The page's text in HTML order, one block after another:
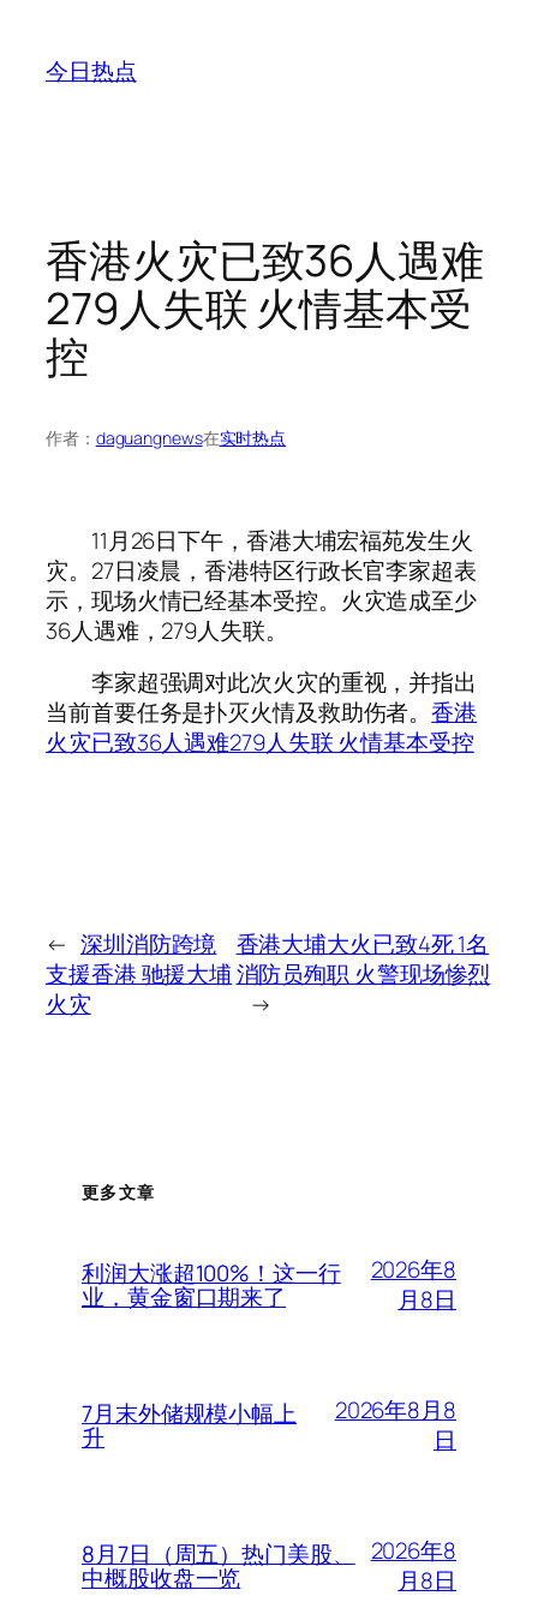
今日热点
香港火灾已致36人遇难
279人失联 火情基本受
控
作者： daguangnews在实时热点
11月26日下午，香港大埔宏福苑发生火
灾。27日凌晨，香港特区行政长官李家超表
示，现场火情已经基本受控。火灾造成至少
36人遇难，279人失联。
李家超强调对此次火灾的重视，并指出
当前首要任务是扑灭火情及救助伤者。香港
火灾已致36人遇难279人失联 火情基本受控
← 深圳消防跨境
支援香港 驰援大埔
火灾
香港大埔大火已致4死 1名
消防员殉职 火警现场惨烈
→
更多文章
利润大涨超100%！这一行
业，黄金窗口期来了
2026年8
月8日
7月末外储规模小幅上
升
2026年8月8
日
8月7日（周五）热门美股、
中概股收盘一览
2026年8
月8日